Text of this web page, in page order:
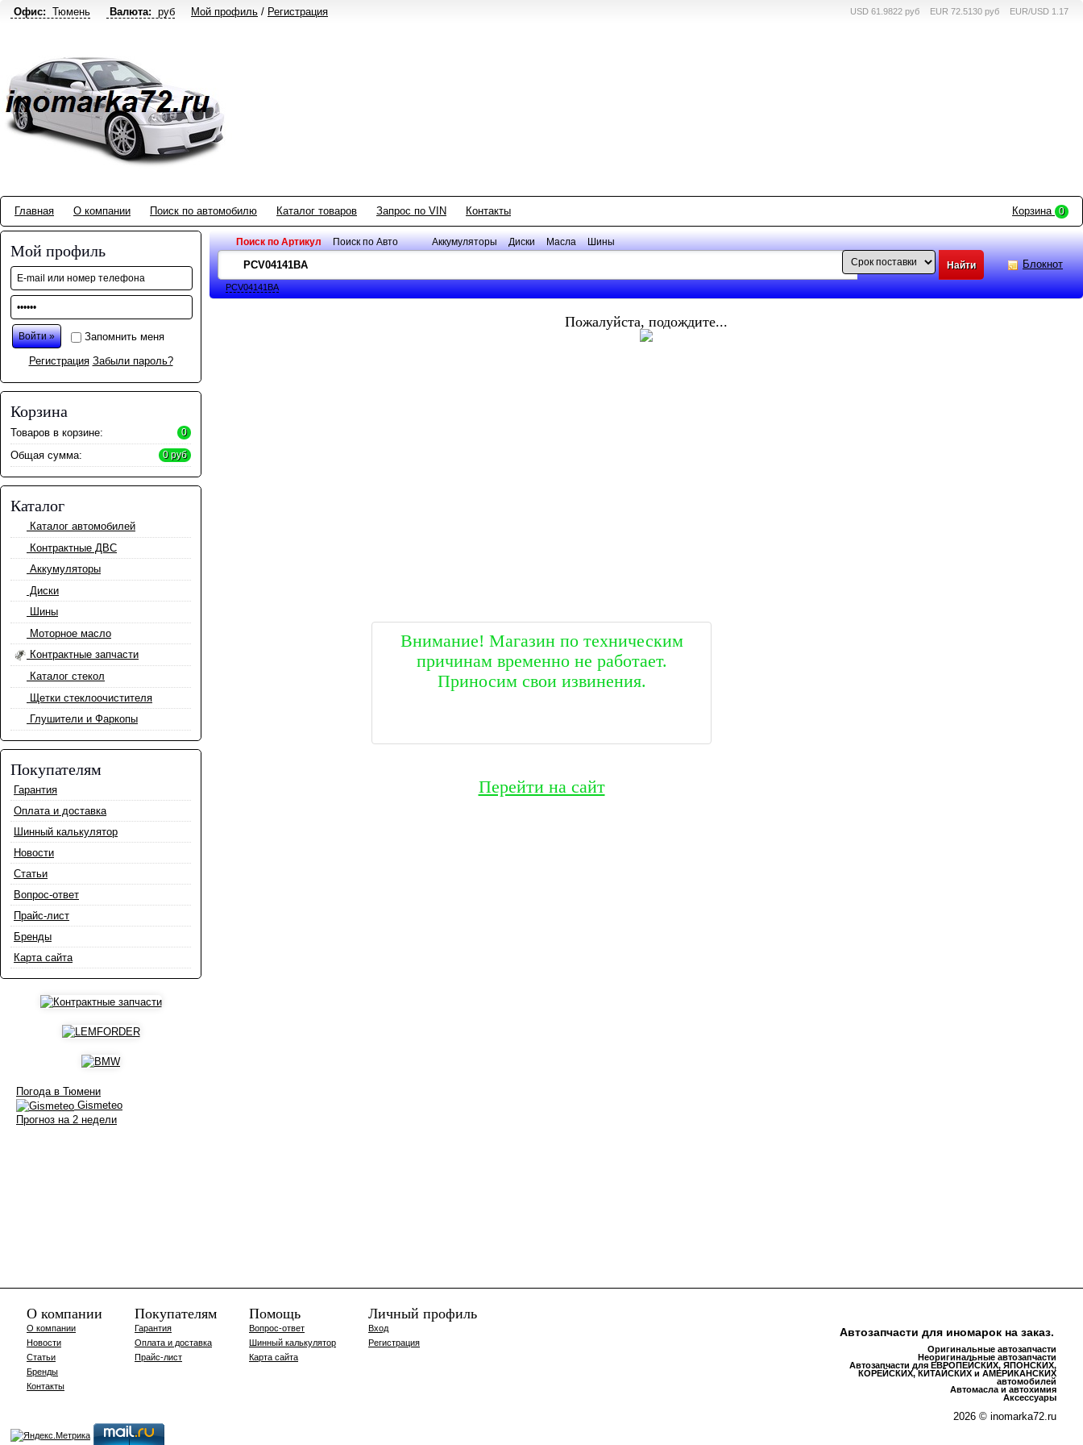
Внимание! Магазин по техническим
причинам временно не работает.
Приносим свои извинения.
Перейти на сайт
Офис: Тюмень Валюта: руб Мой профиль / Регистрация USD 61.9822 руб EUR 72.5130 руб EUR/USD 1.17
Главная О компании Поиск по автомобилю Каталог товаров Запрос по VIN Контакты Корзина 0
Мой профиль
Запомнить меня
Регистрация Забыли пароль?
Корзина
Товаров в корзине: 0
Общая сумма: 0 руб
Каталог
Каталог автомобилей
Контрактные ДВС
Аккумуляторы
Диски
Шины
Моторное масло
Контрактные запчасти
Каталог стекол
Щетки стеклоочистителя
Глушители и Фаркопы
Покупателям
Гарантия
Оплата и доставка
Шинный калькулятор
Новости
Статьи
Вопрос-ответ
Прайс-лист
Бренды
Карта сайта
Погода в Тюмени
Gismeteo
Прогноз на 2 недели
Поиск по Артикул Поиск по Авто Аккумуляторы Диски Масла Шины
Блокнот
PCV04141BA
Пожалуйста, подождите...
О компании
О компании
Новости
Статьи
Бренды
Контакты
Покупателям
Гарантия
Оплата и доставка
Прайс-лист
Помощь
Вопрос-ответ
Шинный калькулятор
Карта сайта
Личный профиль
Вход
Регистрация
Автозапчасти для иномарок на заказ.
Оригинальные автозапчасти
Неоригинальные автозапчасти
Автозапчасти для ЕВРОПЕЙСКИХ, ЯПОНСКИХ,
КОРЕЙСКИХ, КИТАЙСКИХ и АМЕРИКАНСКИХ
автомобилей
Автомасла и автохимия
Аксессуары
2026 © inomarka72.ru